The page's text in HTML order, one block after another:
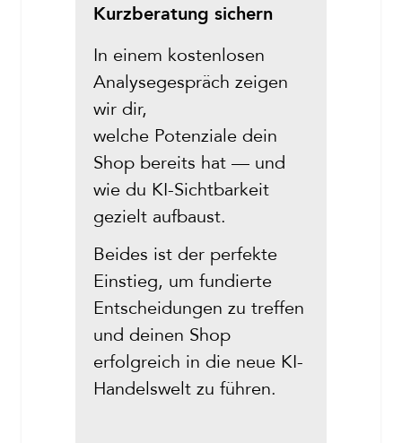
Kurzberatung sichern
In einem kostenlosen
Analysegespräch zeigen
wir dir,
welche Potenziale dein
Shop bereits hat — und
wie du KI-Sichtbarkeit
gezielt aufbaust.
Beides ist der perfekte
Einstieg, um fundierte
Entscheidungen zu treffen
und deinen Shop
erfolgreich in die neue KI-
Handelswelt zu führen.